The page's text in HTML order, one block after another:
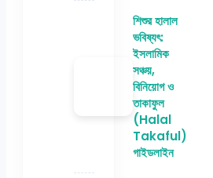
শিশুর হালাল
ভবিষ্যৎ:
ইসলামিক
সঞ্চয়,
বিনিয়োগ ও
তাকাফুল
(Halal
Takaful)
গাইডলাইন